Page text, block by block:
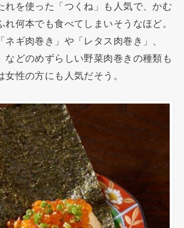
れを使った「つくね」も人気で、かむ
れ何本でも食べてしまいそうなほど。
ネギ肉巻き」や「レタス肉巻き」、
などのめずらしい野菜肉巻きの種類も
女性の方にも人気だそう。